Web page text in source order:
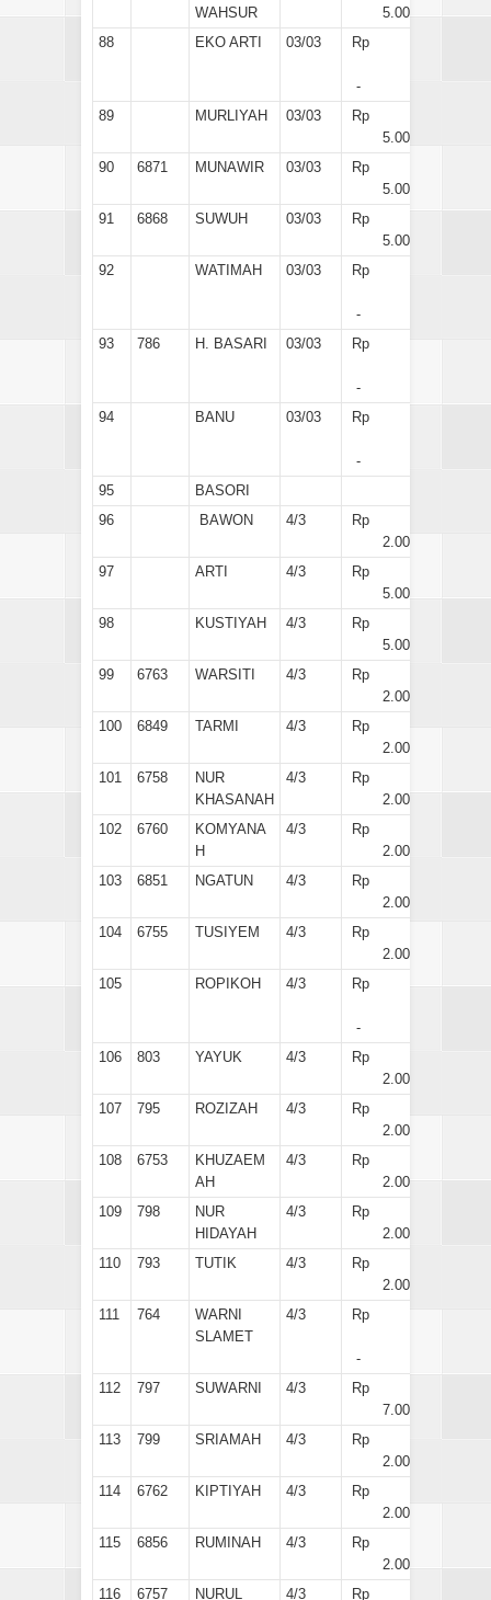
WAHSUR
5.000
88
EKO ARTI 03/03 Rp
-
89
MURLIYAH 03/03
Rp
5.000
90
6871 MUNAWIR 03/03
Rp
5.000
91
6868 SUWUH 03/03
Rp
5.000
92
WATIMAH 03/03 Rp
-
93
786 H. BASARI 03/03 Rp
-
94
BANU 03/03 Rp
-
95
BASORI
96
BAWON 4/3
Rp
2.000
97
ARTI 4/3
Rp
5.000
98
KUSTIYAH 4/3
Rp
5.000
99
6763 WARSITI 4/3
Rp
2.000
100
6849 TARMI 4/3
Rp
2.000
101
6758
NUR
KHASANAH
4/3
Rp
2.000
102
6760
KOMYANA
H
4/3
Rp
2.000
103
6851 NGATUN 4/3
Rp
2.000
104
6755 TUSIYEM 4/3
Rp
2.000
105
ROPIKOH 4/3 Rp
-
106
803 YAYUK 4/3
Rp
2.000
107
795 ROZIZAH 4/3
Rp
2.000
108
6753
KHUZAEM
AH
4/3
Rp
2.000
109
798
NUR
HIDAYAH
4/3
Rp
2.000
110
793 TUTIK 4/3
Rp
2.000
111
764
WARNI
SLAMET
4/3 Rp
-
112
797 SUWARNI 4/3
Rp
7.000
113
799 SRIAMAH 4/3
Rp
2.000
114
6762 KIPTIYAH 4/3
Rp
2.000
115
6856 RUMINAH 4/3
Rp
2.000
116
6757 NURUL 4/3 Rp